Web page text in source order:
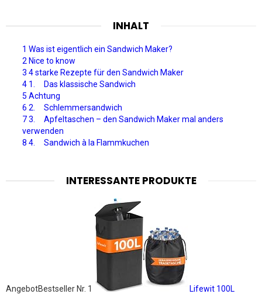
INHALT
1 Was ist eigentlich ein Sandwich Maker?
2 Nice to know
3 4 starke Rezepte für den Sandwich Maker
4 1. Das klassische Sandwich
5 Achtung
6 2. Schlemmersandwich
7 3. Apfeltaschen – den Sandwich Maker mal anders
verwenden
8 4. Sandwich à la Flammkuchen
INTERESSANTE PRODUKTE
AngebotBestseller Nr. 1
Lifewit 100L